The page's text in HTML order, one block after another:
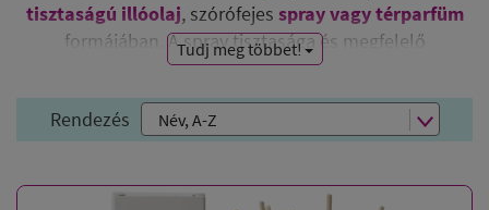
Tudj meg többet!
tisztaságú illóolaj, szórófejes spray vagy térparfüm
formájában. A spray tisztasága és megfelelő
hatóanyagtartalma miatt kiválótértisztításhoz,
auratisztításhozis.
Rendezés